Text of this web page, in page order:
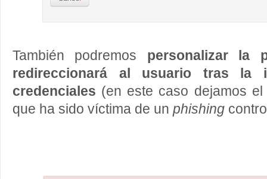
También podremos personalizar la
redireccionará al usuario tras la
credenciales (en este caso dejamos
que ha sido víctima de un phishing